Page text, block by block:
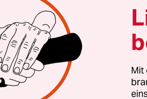
Sitz im Auto, schaue raus:
auf dem Parkplatz eine Maus.
Mit